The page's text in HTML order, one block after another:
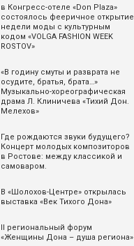
в Конгресс-отеле «Don Plaza»
состоялось фееричное открытие
недели моды с культурным
кодом «VOLGA FASHION WEEK
ROSTOV»
«В годину смуты и разврата не
осудите, братья, брата…»
Музыкально-хореографическая
драма Л. Клиничева «Тихий Дон.
Мелехов»
Где рождаются звуки будущего?
Концерт молодых композиторов
в Ростове: между классикой и
самоваром.
В «Шолохов-Центре» открылась
выставка «Век Тихого Дона»
II региональный форум
«Женщины Дона – душа региона»